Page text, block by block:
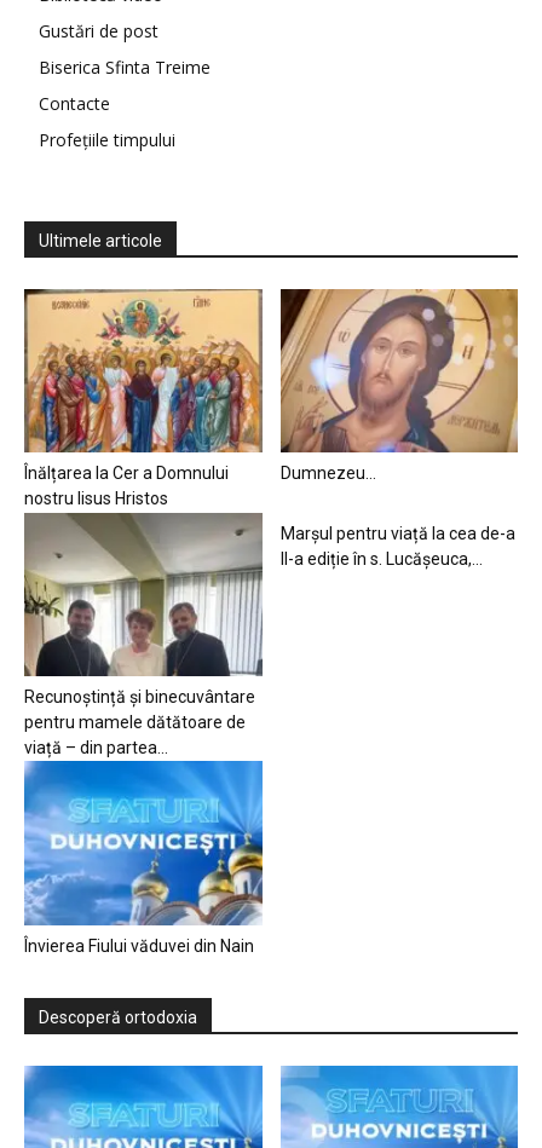
Gustări de post
Biserica Sfinta Treime
Contacte
Profețiile timpului
Ultimele articole
Înălțarea la Cer a Domnului
nostru Iisus Hristos
Dumnezeu…
Recunoștință și binecuvântare
pentru mamele dătătoare de
viață – din partea...
Marșul pentru viață la cea de-a
II-a ediție în s. Lucășeuca,...
Învierea Fiului văduvei din Nain
Descoperă ortodoxia